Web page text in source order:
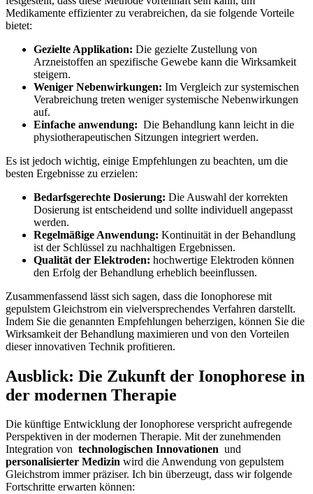
Medikamente effizienter zu‍ verabreichen, da sie folgende Vorteile
⁤bietet:
Gezielte ​Applikation: Die gezielte Zustellung von
Arzneistoffen an ​spezifische⁢ Gewebe kann die Wirksamkeit
steigern.
Weniger ⁣Nebenwirkungen: Im Vergleich⁣ zur systemischen
Verabreichung treten‍ weniger systemische⁣ Nebenwirkungen
auf.
Einfache anwendung: ⁣ Die ⁣Behandlung kann leicht ‌in die​
physiotherapeutischen Sitzungen integriert⁣ werden.
Es ist jedoch wichtig, einige‌ Empfehlungen zu beachten, um die
besten Ergebnisse ‍zu ⁢erzielen:
Bedarfsgerechte‌ Dosierung: Die Auswahl der korrekten
Dosierung ist entscheidend und sollte individuell angepasst
werden.
Regelmäßige⁢ Anwendung: Kontinuität in der Behandlung
ist der Schlüssel ⁣zu nachhaltigen‌ Ergebnissen.
Qualität der ​Elektroden: hochwertige Elektroden können
den Erfolg der ‌Behandlung erheblich beeinflussen.
Zusammenfassend lässt‌ sich sagen,⁣ dass ‍die Ionophorese mit
gepulstem⁤ Gleichstrom ein vielversprechendes Verfahren ⁢darstellt.
Indem⁣ Sie die genannten Empfehlungen beherzigen, ​können ⁣Sie die⁣
Wirksamkeit ⁤der⁢ Behandlung maximieren⁢ und von ⁢den Vorteilen
⁣dieser innovativen Technik profitieren.
Ausblick:⁤ Die Zukunft der Ionophorese in
der modernen Therapie
Die ⁣künftige Entwicklung der‌ Ionophorese ‌verspricht aufregende
Perspektiven in der modernen Therapie. Mit der zunehmenden
Integration von ​ technologischen Innovationen ⁢ und ‌
personalisierter Medizin wird die ‌Anwendung von⁢ gepulstem
⁤Gleichstrom immer‍ präziser. Ich ‌bin überzeugt, dass wir folgende⁣
Fortschritte erwarten können: